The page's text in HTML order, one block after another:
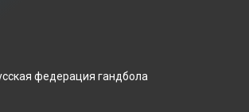
федерация гандбола